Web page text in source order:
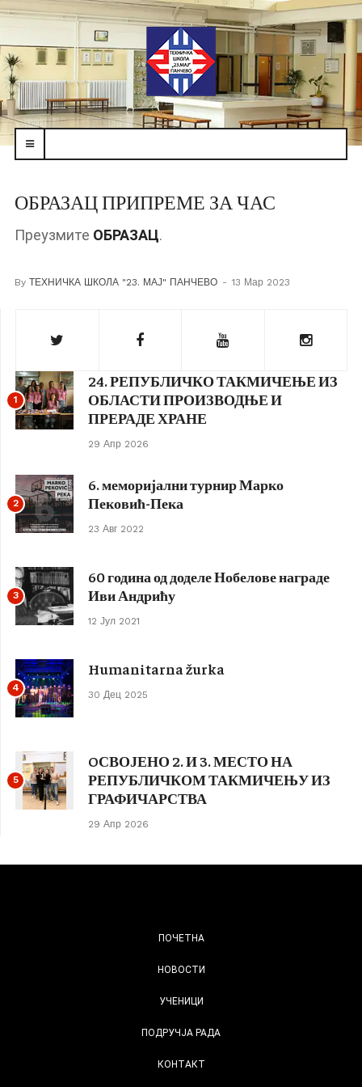
navbar-
ОБРАЗАЦ ПРИПРЕМЕ ЗА ЧАС
Преузмите ОБРАЗАЦ.
By ТЕХНИЧКА ШКОЛА "23. МАЈ" ПАНЧЕВО 13 Мар 2023
1
24. РЕПУБЛИЧКО ТАКМИЧЕЊЕ ИЗ
ОБЛАСТИ ПРОИЗВОДЊЕ И
ПРЕРАДЕ ХРАНЕ
29 Апр 2026
2
6. меморијални турнир Марко
Пековић-Пека
23 Авг 2022
3
60 година од доделе Нобелове награде
Иви Андрићу
12 Јул 2021
4
Humanitarna žurka
30 Дец 2025
5
OСВОЈЕНО 2. И 3. МЕСТО НА
РЕПУБЛИЧКОМ ТАКМИЧЕЊУ ИЗ
ГРАФИЧАРСТВА
29 Апр 2026
ПОЧЕТНА
НОВОСТИ
УЧЕНИЦИ
ПОДРУЧЈА РАДА
КОНТАКТ